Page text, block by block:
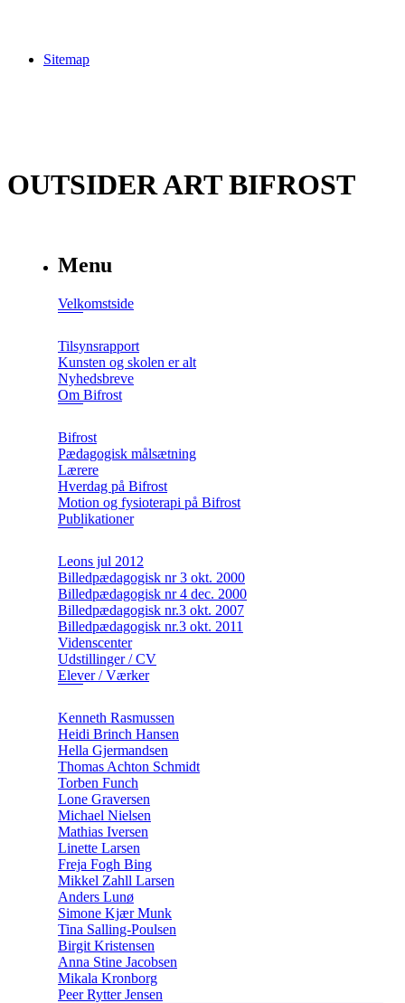
Sitemap
OUTSIDER ART BIFROST
Menu
Velkomstside
Tilsynsrapport
Kunsten og skolen er alt
Nyhedsbreve
Om Bifrost
Bifrost
Pædagogisk målsætning
Lærere
Hverdag på Bifrost
Motion og fysioterapi på Bifrost
Publikationer
Leons jul 2012
Billedpædagogisk nr 3 okt. 2000
Billedpædagogisk nr 4 dec. 2000
Billedpædagogisk nr.3 okt. 2007
Billedpædagogisk nr.3 okt. 2011
Videnscenter
Udstillinger / CV
Elever / Værker
Kenneth Rasmussen
Heidi Brinch Hansen
Hella Gjermandsen
Thomas Achton Schmidt
Torben Funch
Lone Graversen
Michael Nielsen
Mathias Iversen
Linette Larsen
Freja Fogh Bing
Mikkel Zahll Larsen
Anders Lunø
Simone Kjær Munk
Tina Salling-Poulsen
Birgit Kristensen
Anna Stine Jacobsen
Mikala Kronborg
Peer Rytter Jensen